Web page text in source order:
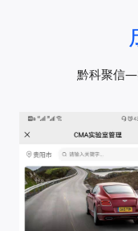
黔科聚信—